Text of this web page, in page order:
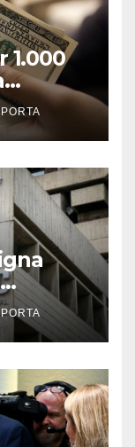
1.000